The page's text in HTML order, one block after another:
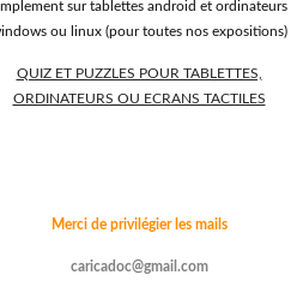
sur tablettes android et ordinateurs
ou linux (pour toutes nos expositions)
QUIZ ET PUZZLES POUR TABLETTES,
ORDINATEURS OU ECRANS TACTILES
Merci de privilégier les mails
caricadoc@gmail.com